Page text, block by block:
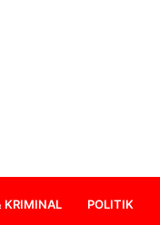
KRIMINAL POLITIK